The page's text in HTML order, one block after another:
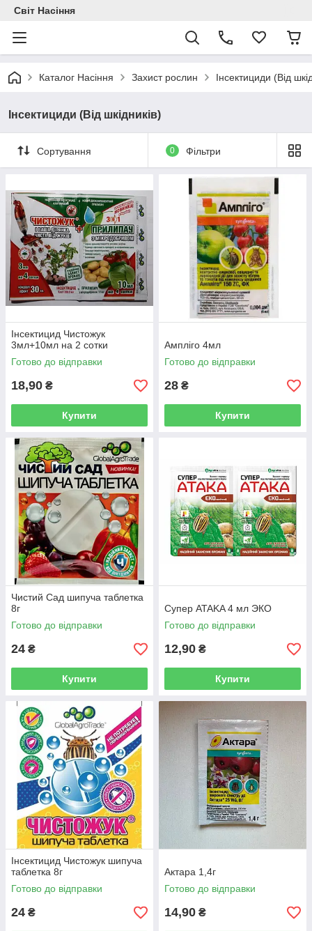
Світ Насіння
Каталог Насіння Захист рослин Інсектициди (Від
Інсектициди (Від шкідників)
Сортування 0 Фільтри
Інсектицид Чистожук
3мл+10мл на 2 сотки
Готово до відправки
18,90 ₴
Купити
Ампліго 4мл
Готово до відправки
28 ₴
Купити
Чистий Сад шипуча таблетка
8г
Готово до відправки
24 ₴
Купити
Супер ATAKA 4 мл ЭКО
Готово до відправки
12,90 ₴
Купити
Інсектицид Чистожук шипуча
таблетка 8г
Готово до відправки
24 ₴
Актара 1,4г
Готово до відправки
14,90 ₴